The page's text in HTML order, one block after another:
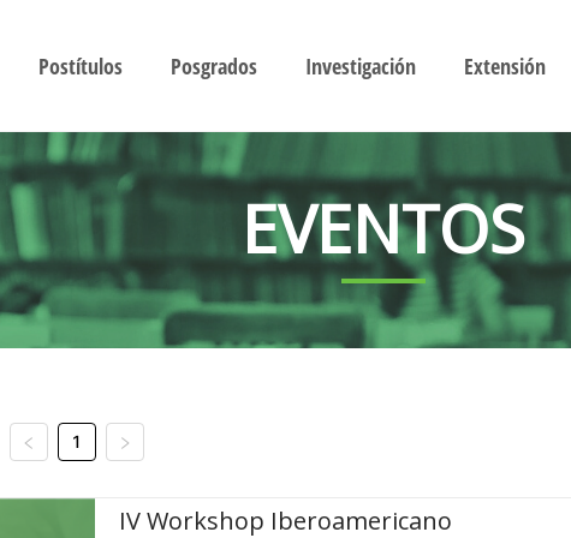
Postítulos Posgrados Investigación Extensión
EVENTOS
1
IV Workshop Iberoamericano